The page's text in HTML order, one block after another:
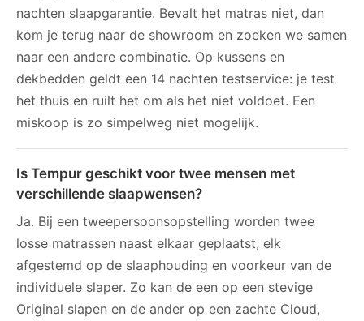
nachten slaapgarantie. Bevalt het matras niet, dan
kom je terug naar de showroom en zoeken we samen
naar een andere combinatie. Op kussens en
dekbedden geldt een 14 nachten testservice: je test
het thuis en ruilt het om als het niet voldoet. Een
miskoop is zo simpelweg niet mogelijk.
Is Tempur geschikt voor twee mensen met
verschillende slaapwensen?
Ja. Bij een tweepersoonsopstelling worden twee
losse matrassen naast elkaar geplaatst, elk
afgestemd op de slaaphouding en voorkeur van de
individuele slaper. Zo kan de een op een stevige
Original slapen en de ander op een zachte Cloud,